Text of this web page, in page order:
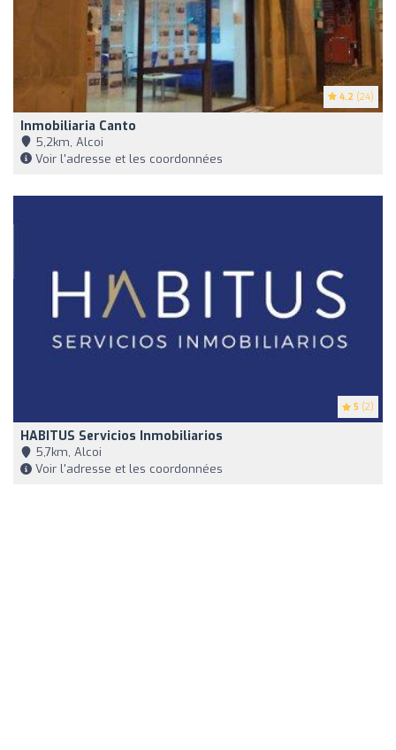
4.2 (24)
Inmobiliaria Canto
5,2km, Alcoi
Voir l'adresse et les coordonnées
5 (2)
HABITUS Servicios Inmobiliarios
5,7km, Alcoi
Voir l'adresse et les coordonnées